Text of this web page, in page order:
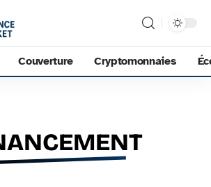
Couverture Cryptomonnaies